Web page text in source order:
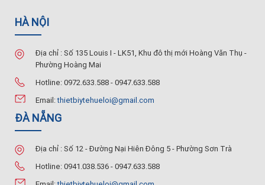
HÀ NỘI
Địa chỉ : Số 135 Louis I - LK51, Khu đô thị mới Hoàng Văn Thụ -
Phường Hoàng Mai
Hotline: 0972.633.588 - 0947.633.588
Email:thietbiytehueloi@gmail.com
ĐÀ NẴNG
Địa chỉ : Số 12 - Đường Nại Hiên Đông 5 - Phường Sơn Trà
Hotline: 0941.038.536 - 0947.633.588